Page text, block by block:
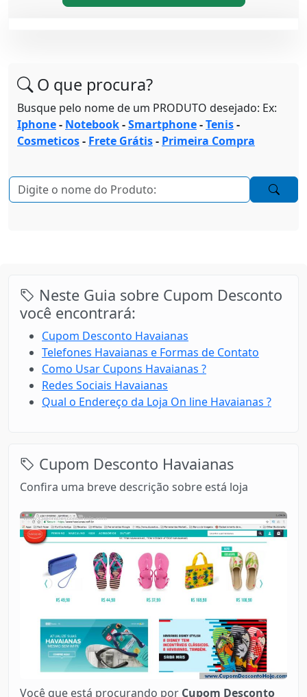
O que procura?
Busque pelo nome de um PRODUTO desejado: Ex:
Iphone- Notebook-Smartphone-Tenis-
Cosmeticos- Frete Grátis- Primeira Compra
Neste Guia sobre Cupom Desconto
você encontrará:
Cupom Desconto Havaianas
Telefones Havaianas e Formas de Contato
Como Usar Cupons Havaianas ?
Redes Sociais Havaianas
Qual o Endereço da Loja On line Havaianas ?
Cupom Desconto Havaianas
Confira uma breve descrição sobre está loja
Você que está procurando por Cupom Desconto